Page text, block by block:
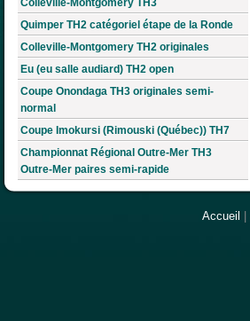
Colleville-Montgomery TH3
Quimper TH2 catégoriel étape de la Ronde
Colleville-Montgomery TH2 originales
Eu (eu salle audiard) TH2 open
Coupe Onondaga TH3 originales semi-
normal
Coupe Imokursi (Rimouski (Québec)) TH7
Championnat Régional Outre-Mer TH3
Outre-Mer paires semi-rapide
Accueil